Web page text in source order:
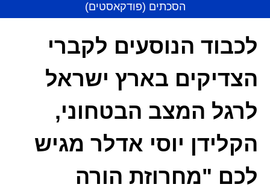
הסכתים (פודקאסטים)
לכבוד הנוסעים לקברי
הצדיקים בארץ ישראל
לרגל המצב הבטחוני,
הקלידן יוסי אדלר מגיש
לכם "מחרוזת הורה